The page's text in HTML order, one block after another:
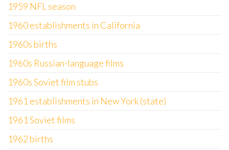
1959 NFL season
1960 establishments in California
1960s births
1960s Russian-language films
1960s Soviet film stubs
1961 establishments in New York (state)
1961 Soviet films
1962 births